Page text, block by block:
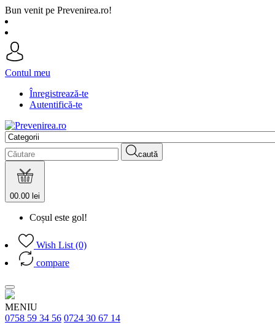
Bun venit pe Prevenirea.ro!
Contul meu
Înregistrează-te
Autentifică-te
caută
00.00 lei
Coșul este gol!
Wish List (0)
compare
MENIU
0758 59 34 56 0724 30 67 14